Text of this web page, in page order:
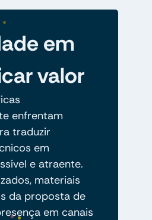
em
valor
enfrentam
traduzir
em
e atraente.
materiais
da proposta de
em canais